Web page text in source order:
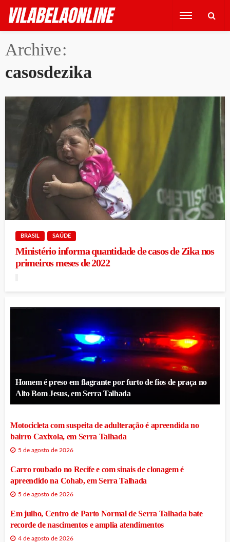
Archive
casosdezika
BRASIL SAÚDE
Ministério informa quantidade de casos de Zika nos
primeiros meses de 2022
Homem é preso em flagrante por furto de fios de praça no
Alto Bom Jesus, em Serra Talhada
Motocicleta com suspeita de adulteração é apreendida no
bairro Caxixola, em Serra Talhada
5 de agosto de 2026
Carro roubado no Recife e com sinais de clonagem é
apreendido na Cohab, em Serra Talhada
5 de agosto de 2026
Em julho, Centro de Parto Normal de Serra Talhada bate
recorde de nascimentos e amplia atendimentos
4 de agosto de 2026